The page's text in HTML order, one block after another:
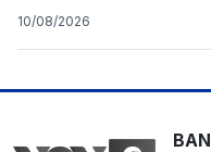
10/08/2026